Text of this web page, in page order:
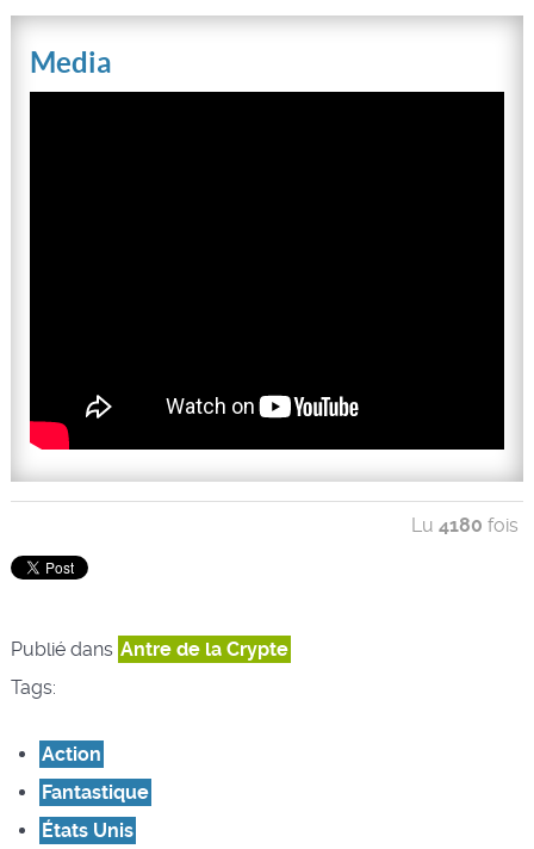
Media
Lu4180 fois
Publié dans Antre de la Crypte
Tags:
Action
Fantastique
États Unis